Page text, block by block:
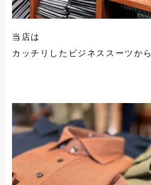
当店は
カッチリしたビジネススーツから